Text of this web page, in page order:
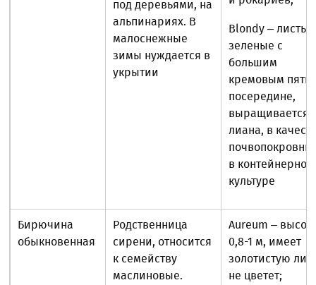
под деревьями, на
альпинариях. В
малоснежные
зимы нуждается в
укрытии
Blondy – листья
зеленые с
большим
кремовым
посередине,
выращивается
лиана, в
в контейнерной
культуре
Бирючина
обыкновенная
Родственница
сирени, относится
к семейству
маслиновые.
Aureum –
0,8-1 м, имеет
золотистую
не цветет;